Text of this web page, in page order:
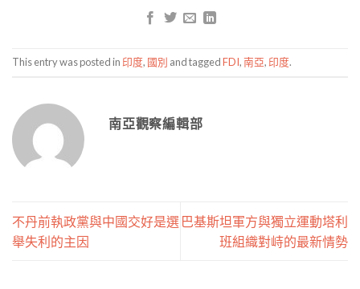
This entry was posted in 印度, 國別 and taggedFDI,南亞, 印度.
南亞觀察編輯部
不丹前執政黨與中國交好是選
舉失利的主因
巴基斯坦軍方與獨立運動塔利
班組織對峙的最新情勢